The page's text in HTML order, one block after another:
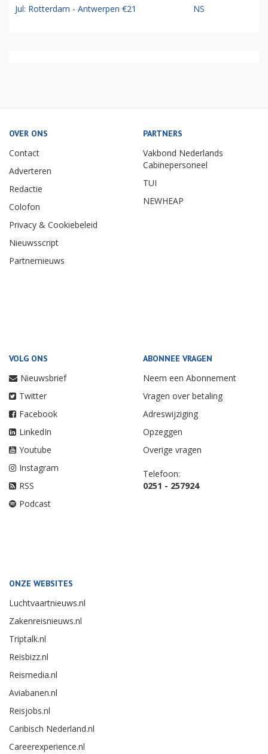
Jul: Rotterdam - Antwerpen €21 NS
OVER ONS
Contact
Adverteren
Redactie
Colofon
Privacy & Cookiebeleid
Nieuwsscript
Partnernieuws
PARTNERS
Vakbond Nederlands
Cabinepersoneel
TUI
NEWHEAP
VOLG ONS
Nieuwsbrief
Twitter
Facebook
LinkedIn
Youtube
Instagram
RSS
Podcast
ABONNEE VRAGEN
Neem een Abonnement
Vragen over betaling
Adreswijziging
Opzeggen
Overige vragen
Telefoon:
0251 - 257924
ONZE WEBSITES
Luchtvaartnieuws.nl
Zakenreisnieuws.nl
Triptalk.nl
Reisbizz.nl
Reismedia.nl
Aviabanen.nl
Reisjobs.nl
Caribisch Nederland.nl
Careerexperience.nl